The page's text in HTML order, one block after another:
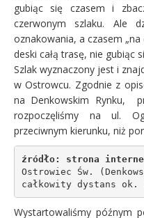
gubiąc się czasem i
czerwonym szlaku. Ale
oznakowania, a czasem
deski całą trasę, nie gubiąc
Szlak wyznaczony jest i
w Ostrowcu. Zgodnie z
na Denkowskim Rynku,
rozpoczęliśmy na ul.
przeciwnym kierunku, niż
źródło: strona
Ostrowiec Św.
Wystartowaliśmy późnym